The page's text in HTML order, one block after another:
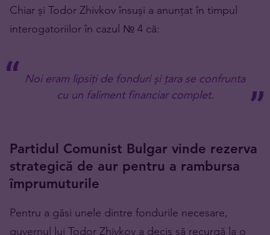
Chiar și Todor Zhivkov însuși a anunțat în timpul
interogatoriilor în cazul № 4 că:
Noi eram lipsiți de fonduri și țara se confrunta
cu un faliment financiar complet.
Partidul Comunist Bulgar vinde rezerva
strategică de aur pentru a rambursa
împrumuturile
Pentru a găsi unele dintre fondurile necesare,
guvernul lui Todor Zhivkov a decis să recurgă la o